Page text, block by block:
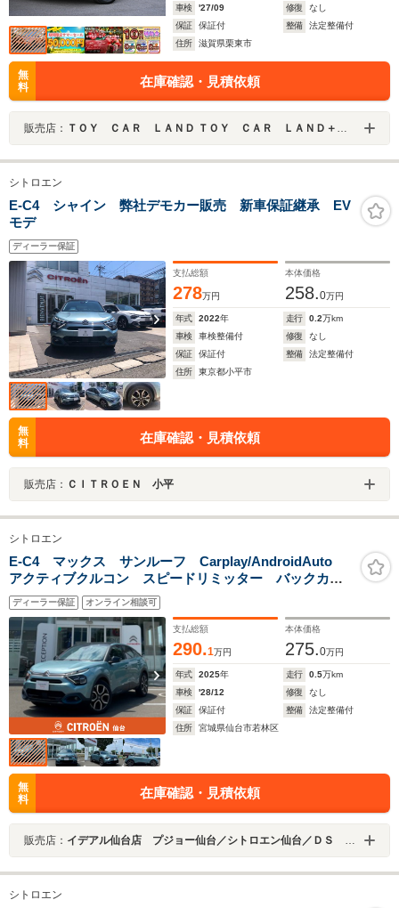
車検
'27/09 修復
なし
保証
保証付 整備
法定整備付
住所
滋賀県栗東市
無
料
在庫確認・見積依頼
販売店： ＴＯＹ ＣＡＲ ＬＡＮＤ ＴＯＹ ＣＡＲ ＬＡＮＤ＋ 栗東店
シトロエン
E-C4 シャイン 弊社デモカー販売 新車保証継承 EV
モデ
ディーラー保証
支払総額
278万円
本体価格
258.0万円
年式 2022年 走行 0.2万km
車検
車検整備付 修復
なし
保証
保証付 整備
法定整備付
住所
東京都小平市
無
料
在庫確認・見積依頼
販売店： ＣＩＴＲＯＥＮ 小平
シトロエン
E-C4 マックス サンルーフ Carplay/AndroidAuto
アクティブクルコン スピードリミッター バックカメ
ラ ブラインドスポットモニター ステアリングヒータ
ー 純正18インチAW 当社試乗車
ディーラー保証 オンライン相談可
支払総額
290.1万円
本体価格
275.0万円
年式 2025年 走行 0.5万km
車検
'28/12 修復
なし
保証
保証付 整備
法定整備付
住所
宮城県仙台市若林区
無
料
在庫確認・見積依頼
販売店： イデアル仙台店 プジョー仙台／シトロエン仙台／ＤＳ ＳＴＯＲＥ仙台 （株）イデアル
シトロエン